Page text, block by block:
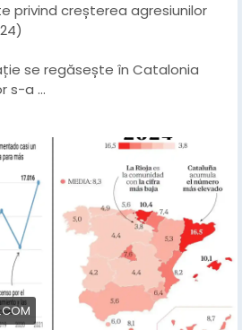
privind creșterea agresiunilor
se regăsește în Catalonia
s-a ...
statistici-
agresiunilor-sexuale-in-
#agresiunisexuale